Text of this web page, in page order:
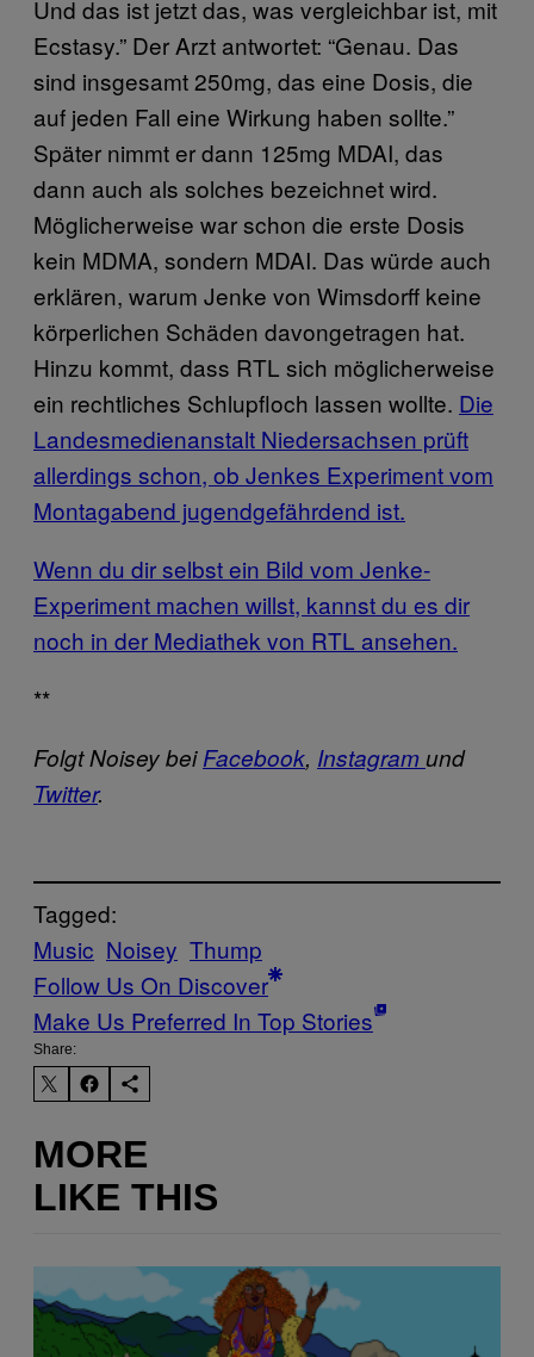
Und das ist jetzt das, was vergleichbar ist, mit
Ecstasy.” Der Arzt antwortet: “Genau. Das
sind insgesamt 250mg, das eine Dosis, die
auf jeden Fall eine Wirkung haben sollte.”
Später nimmt er dann 125mg MDAI, das
dann auch als solches bezeichnet wird.
Möglicherweise war schon die erste Dosis
kein MDMA, sondern MDAI. Das würde auch
erklären, warum Jenke von Wimsdorff keine
körperlichen Schäden davongetragen hat.
Hinzu kommt, dass RTL sich möglicherweise
ein rechtliches Schlupfloch lassen wollte. Die
Landesmedienanstalt Niedersachsen prüft
allerdings schon, ob Jenkes Experiment vom
Montagabend jugendgefährdend ist.
Wenn du dir selbst ein Bild vom Jenke-
Experiment machen willst, kannst du es dir
noch in der Mediathek von RTL ansehen.
**
Folgt Noisey beiFacebook, Instagramund
Twitter.
Tagged:
Music Noisey Thump
Follow Us On Discover
Make Us Preferred In Top Stories
Share:
MORE
LIKE THIS